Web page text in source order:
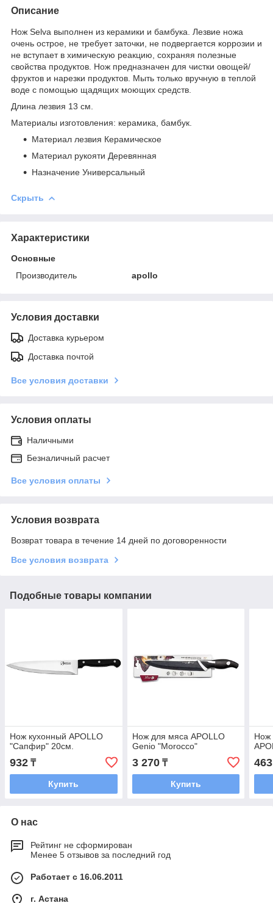
Описание
Нож Selva выполнен из керамики и бамбука. Лезвие ножа
очень острое, не требует заточки, не подвергается коррозии и
не вступает в химическую реакцию, сохраняя полезные
свойства продуктов. Нож предназначен для чистки овощей/
фруктов и нарезки продуктов. Мыть только вручную в теплой
воде с помощью щадящих моющих средств.
Длина лезвия 13 см.
Материалы изготовления: керамика, бамбук.
Материал лезвия Керамическое
Материал рукояти Деревянная
Назначение Универсальный
Скрыть
Характеристики
Основные
Производитель
apollo
Условия доставки
Доставка курьером
Доставка почтой
Все условия доставки
Условия оплаты
Наличными
Безналичный расчет
Все условия оплаты
Условия возврата
Возврат товара в течение 14 дней по договоренности
Все условия возврата
Подобные товары компании
Нож кухонный APOLLO
"Сапфир" 20см.
932 ₸
Купить
Нож для мяса APOLLO
Genio "Morocco"
3 270₸
Купить
Нож
463
О нас
Рейтинг не сформирован
Менее 5 отзывов за последний год
Работает с 16.06.2011
г. Астана